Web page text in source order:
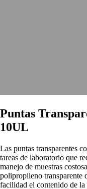
Puntas
10UL
Las puntas transparentes
tareas de laboratorio que
manejo de muestras
polipropileno transparente
facilidad el contenido de